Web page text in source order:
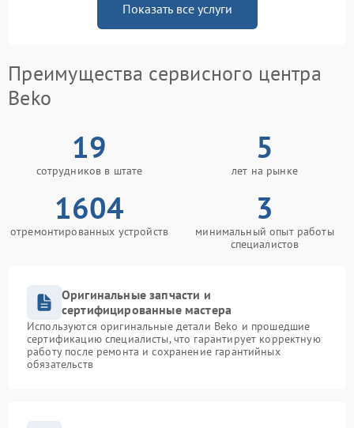
Показать все услуги
Преимущества сервисного центра
Beko
19
сотрудников в штате
5
лет на рынке
1604
отремонтированных устройств
3
минимальный опыт работы
специалистов
Оригинальные запчасти и
сертифицированные мастера
Используются оригинальные детали Beko и прошедшие
сертификацию специалисты, что гарантирует корректную
работу после ремонта и сохранение гарантийных
обязательств